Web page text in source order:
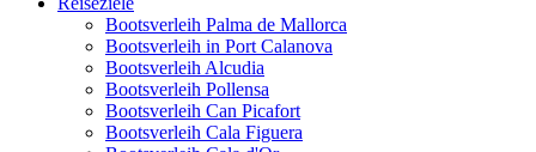
Bootsverleih Palma de Mallorca
Bootsverleih in Port Calanova
Bootsverleih Alcudia
Bootsverleih Pollensa
Bootsverleih Can Picafort
Bootsverleih Cala Figuera